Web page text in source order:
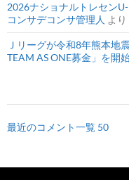
2026ナショナルトレセン
コンサデコンサ管理人 より
Ｊリーグが令和8年熊本地
TEAM AS ONE募金」を開
最近のコメント一覧 50